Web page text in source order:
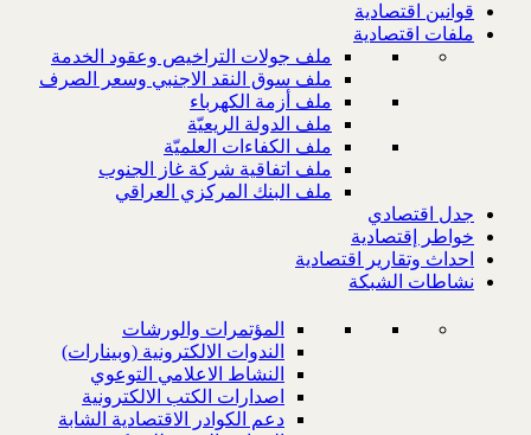
قوانين اقتصادية
ملفات اقتصادية
ملف جولات التراخيص وعقود الخدمة
ملف سوق النقد الاجنبي وسعر الصرف
ملف أزمة الكهرباء
ملف الدولة الريعيّة
ملف الكفاءات العلميّة
ملف اتفاقية شركة غاز الجنوب
ملف البنك المركزي العراقي
جدل اقتصادي
خواطر إقتصادية
احداث وتقارير اقتصادية
نشاطات الشبكة
المؤتمرات والورشات
الندوات الالكترونية (وبينارات)
النشاط الاعلامي التوعوي
اصدارات الكتب الالكترونية
دعم الكوادر الاقتصادية الشابة